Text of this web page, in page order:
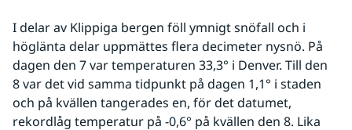
I delar av Klippiga bergen föll ymnigt snöfall och i
höglänta delar uppmättes flera decimeter nysnö. På
dagen den 7 var temperaturen 33,3° i Denver. Till den
8 var det vid samma tidpunkt på dagen 1,1° i staden
och på kvällen tangerades en, för det datumet,
rekordlåg temperatur på -0,6° på kvällen den 8. Lika